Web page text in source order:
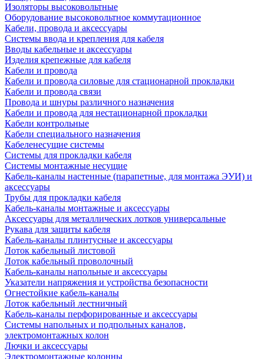
Изоляторы высоковольтные
Оборудование высоковольтное коммутационное
Кабели, провода и аксессуары
Системы ввода и крепления для кабеля
Вводы кабельные и аксессуары
Изделия крепежные для кабеля
Кабели и провода
Кабели и провода силовые для стационарной прокладки
Кабели и провода связи
Провода и шнуры различного назначения
Кабели и провода для нестационарной прокладки
Кабели контрольные
Кабели специального назначения
Кабеленесущие системы
Системы для прокладки кабеля
Системы монтажные несущие
Кабель-каналы настенные (парапетные, для монтажа ЭУИ) и
аксессуары
Трубы для прокладки кабеля
Кабель-каналы монтажные и аксессуары
Аксессуары для металлических лотков универсальные
Рукава для защиты кабеля
Кабель-каналы плинтусные и аксессуары
Лоток кабельный листовой
Лоток кабельный проволочный
Кабель-каналы напольные и аксессуары
Указатели напряжения и устройства безопасности
Огнестойкие кабель-каналы
Лоток кабельный лестничный
Кабель-каналы перфорированные и аксессуары
Системы напольных и подпольных каналов,
электромонтажных колон
Лючки и аксессуары
Электромонтажные колонны